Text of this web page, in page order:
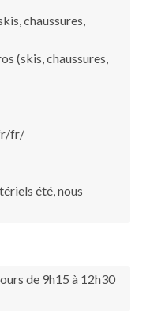
chaussures,
(skis, chaussures,
fr/
été, nous
de 9h15 à 12h30